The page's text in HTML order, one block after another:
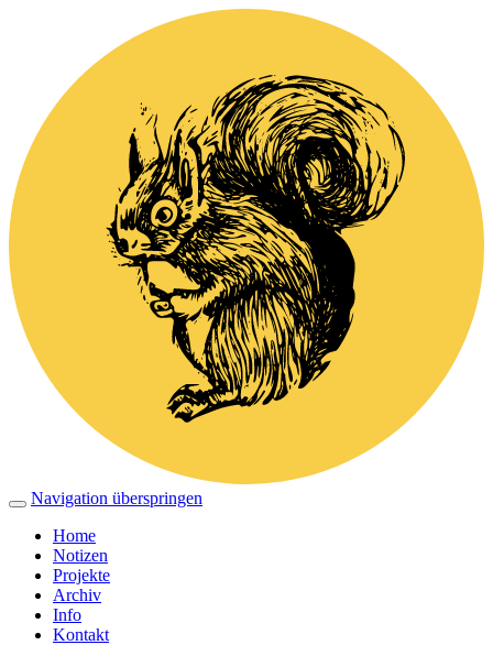
Navigation überspringen
Home
Notizen
Projekte
Archiv
Info
Kontakt